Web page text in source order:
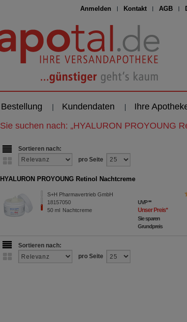
Anmelden Kontakt AGB
Bestellung Kundendaten Ihre
Sie suchen nach: „HYALURON PROYOUNG
Sortieren nach:
pro Seite
HYALURON PROYOUNG Retinol Nachtcreme
S+H Pharmavertrieb GmbH
18157050
50 ml Nachtcreme
UVP**
Unser Preis*
Sie sparen
Grundpreis
Sortieren nach:
pro Seite